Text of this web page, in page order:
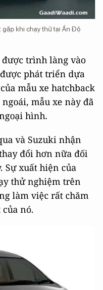
khi chạy thử tại Ấn Độ
trình làng vào
phát triển dựa
mẫu xe hatchback
mẫu xe này đã
hình.
và Suzuki nhận
đổi hơn nữa đối
Sự xuất hiện của
thử nghiệm trên
làm việc rất chăm
nó.